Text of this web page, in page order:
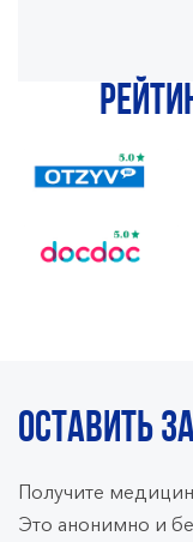
ОСТАВИТЬ
Получите
Это анонимно и